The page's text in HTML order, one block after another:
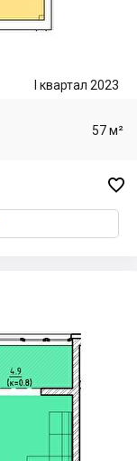
I квартал 2023
57 м²
